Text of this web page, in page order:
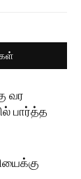
வர
பார்த்த